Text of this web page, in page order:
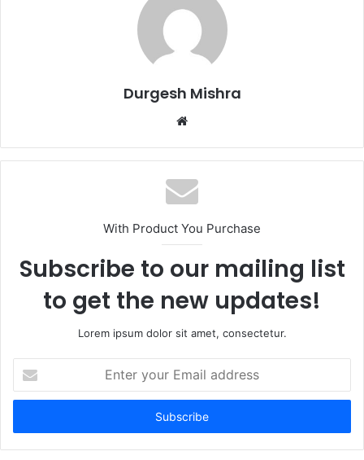
Durgesh Mishra
Website
With Product You Purchase
Subscribe to our mailing list
to get the new updates!
Lorem ipsum dolor sit amet, consectetur.
your
Email